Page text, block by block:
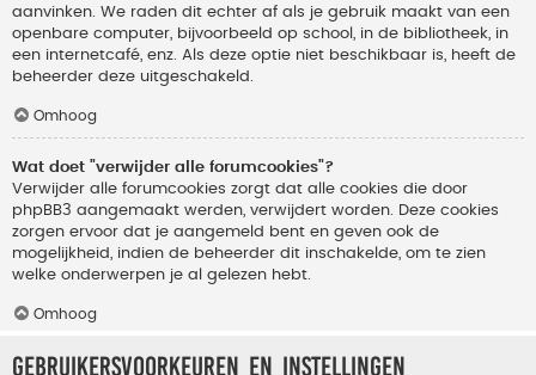
aanvinken. We raden dit echter af als je gebruik maakt van een
openbare computer, bijvoorbeeld op school, in de bibliotheek, in
een internetcafé, enz. Als deze optie niet beschikbaar is, heeft de
beheerder deze uitgeschakeld.
Omhoog
Wat doet "verwijder alle forumcookies"?
Verwijder alle forumcookies zorgt dat alle cookies die door
phpBB3 aangemaakt werden, verwijdert worden. Deze cookies
zorgen ervoor dat je aangemeld bent en geven ook de
mogelijkheid, indien de beheerder dit inschakelde, om te zien
welke onderwerpen je al gelezen hebt.
Omhoog
Gebruikersvoorkeuren en instellingen